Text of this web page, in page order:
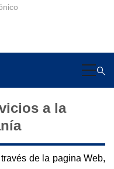
a la
de la pagina Web,